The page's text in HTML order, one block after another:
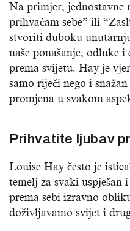
Na primjer, jednostavne
prihvaćam sebe” ili
stvoriti duboku
naše ponašanje, odluke
prema svijetu. Hay je
samo riječi nego i
promjena u svakom
Prihvatite ljubav
Louise Hay često je
temelj za svaki uspješan
prema sebi izravno
doživljavamo svijet i